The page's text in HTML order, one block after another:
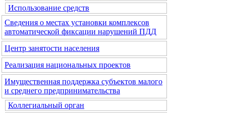
Использование средств
Сведения о местах установки комплексов
автоматической фиксации нарушений ПДД
Центр занятости населения
Реализация национальных проектов
Имущественная поддержка субъектов малого
и среднего предпринимательства
Коллегиальный орган